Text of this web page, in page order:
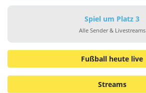
Spiel um Platz 3
Alle Sender & Livestreams
Fußball heute live
Streams